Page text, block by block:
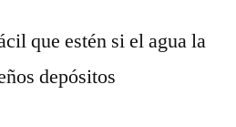
que estén si el agua la
depósitos